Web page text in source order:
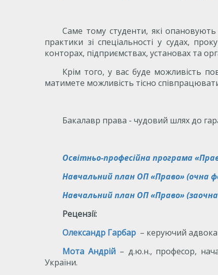
Саме тому студенти, які
практики зі спеціальності у судах,
конторах, підприємствах, установах та
Крім того, у вас буде можливість
матимете можливість тісно
Бакалавр права - чудовий шлях до
Освітньо-професійна програма
Навчальний план ОП «Право» (очна
Навчальний план ОП «Право»
Рецензії:
Олександр Гарбар – керуючий
Мота Андрій– д.ю.н., професор,
України.